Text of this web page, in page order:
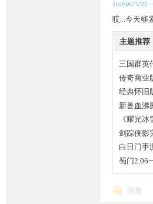
哎...今天够
主题推荐
三国群英
传奇商业
经典怀旧
新兽血沸
《耀光
剑踪侠影
白日门手
蜀门2.06
回复